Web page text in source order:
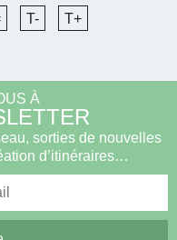
T- T+
À
sorties de nouvelles
d’itinéraires…